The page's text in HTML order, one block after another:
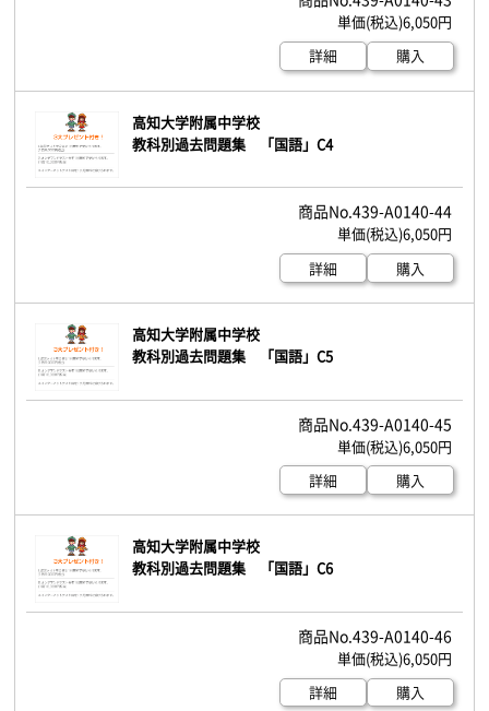
6,050円
詳細
購入
高知大学附属中学校
教科別過去問題集 「国語」C4
439-A0140-44
6,050円
詳細
購入
高知大学附属中学校
教科別過去問題集 「国語」C5
439-A0140-45
6,050円
詳細
購入
高知大学附属中学校
教科別過去問題集 「国語」C6
439-A0140-46
6,050円
詳細
購入